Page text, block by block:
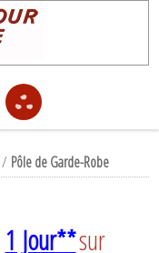
/ Pôle de Garde-Robe
1 Jour**sur